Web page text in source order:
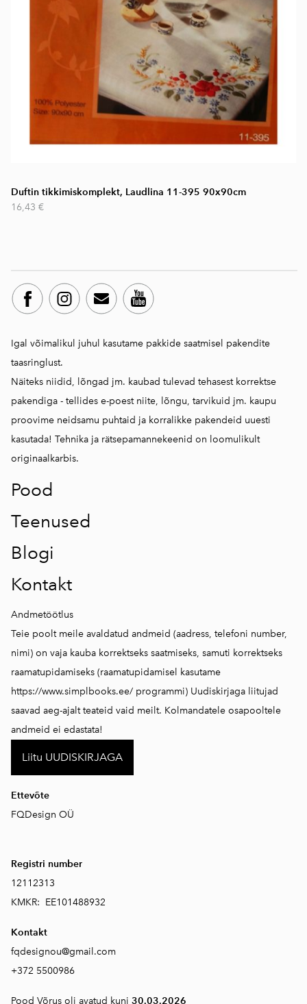
Duftin tikkimiskomplekt, Laudlina 11-395 90x90cm
16,43 €
Igal võimalikul juhul kasutame pakkide saatmisel pakendite
taasringlust.
Näiteks niidid, lõngad jm. kaubad tulevad tehasest korrektse
pakendiga - tellides e-poest niite, lõngu, tarvikuid jm. kaupu
proovime neidsamu puhtaid ja korralikke pakendeid uuesti
kasutada! Tehnika ja rätsepamannekeenid on loomulikult
originaalkarbis.
Pood
Teenused
Blogi
Kontakt
Andmetöötlus
Teie poolt meile avaldatud andmeid (aadress, telefoni number,
nimi) on vaja kauba korrektseks saatmiseks, samuti korrektseks
raamatupidamiseks (raamatupidamisel kasutame
https://www.simplbooks.ee/ programmi) Uudiskirjaga liitujad
saavad aeg-ajalt teateid vaid meilt. Kolmandatele osapooltele
andmeid ei edastata!
Liitu UUDISKIRJAGA
Ettevõte
FQDesign OÜ
Registri number
12112313
KMKR: EE101488932
Kontakt
fqdesignou@gmail.com
+372 5500986
Pood Võrus oli avatud kuni 30.03.2026